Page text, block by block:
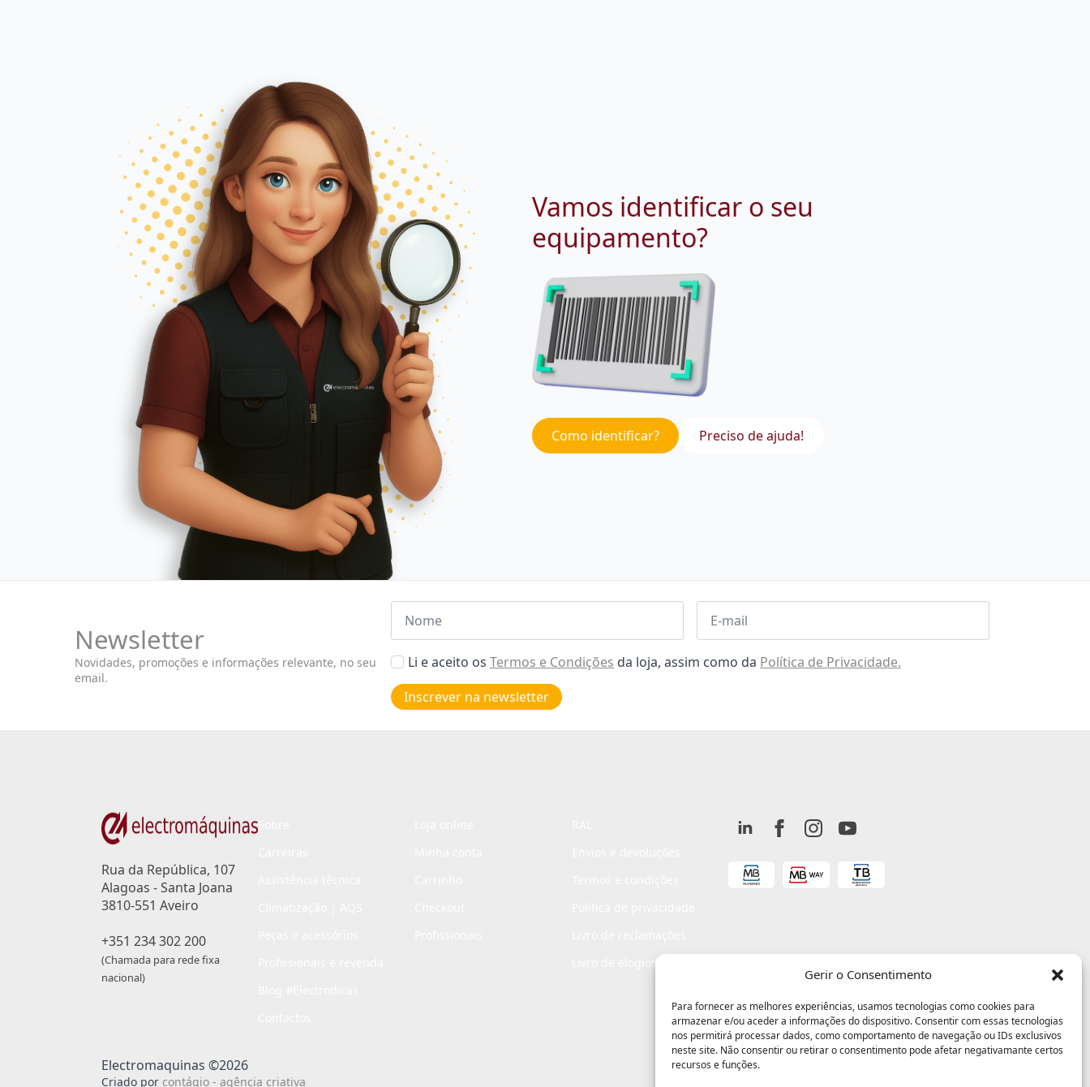
Gerir o Consentimento
Para fornecer as melhores experiências, usamos tecnologias como cookies para
armazenar e/ou aceder a informações do dispositivo. Consentir com essas tecnologias
nos permitirá processar dados, como comportamento de navegação ou IDs exclusivos
neste site. Não consentir ou retirar o consentimento pode afetar negativamante certos
recursos e funções.
Vamos identificar o seu
equipamento?
Como identificar? Preciso de ajuda!
Newsletter
Novidades, promoções e informações relevante, no seu
email.
Nome Email
Aceitar
de
privacidade
Li e aceito os Termos e Condições da loja, assim como da Política de Privacidade.
Inscrever na newsletter
Rua da República, 107
Alagoas - Santa Joana
3810-551 Aveiro
+351 234 302 200
(Chamada para rede fixa
nacional)
Livro de elogios
Electromaquinas ©2026
Criado por contágio - agência criativa